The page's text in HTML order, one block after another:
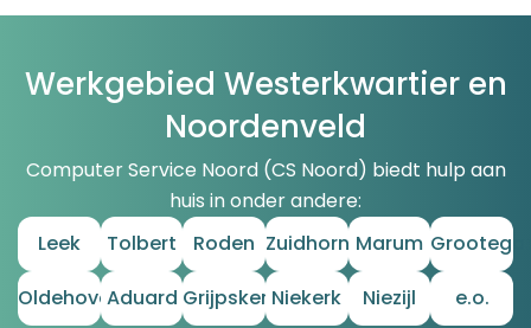
Werkgebied Westerkwartier en
Noordenveld
Computer Service Noord (CS Noord) biedt hulp aan
huis in onder andere:
Leek
Tolbert Roden Zuidhorn Marum
OldehoveAduard GrijpskerkNiekerk Niezijl
e.o.